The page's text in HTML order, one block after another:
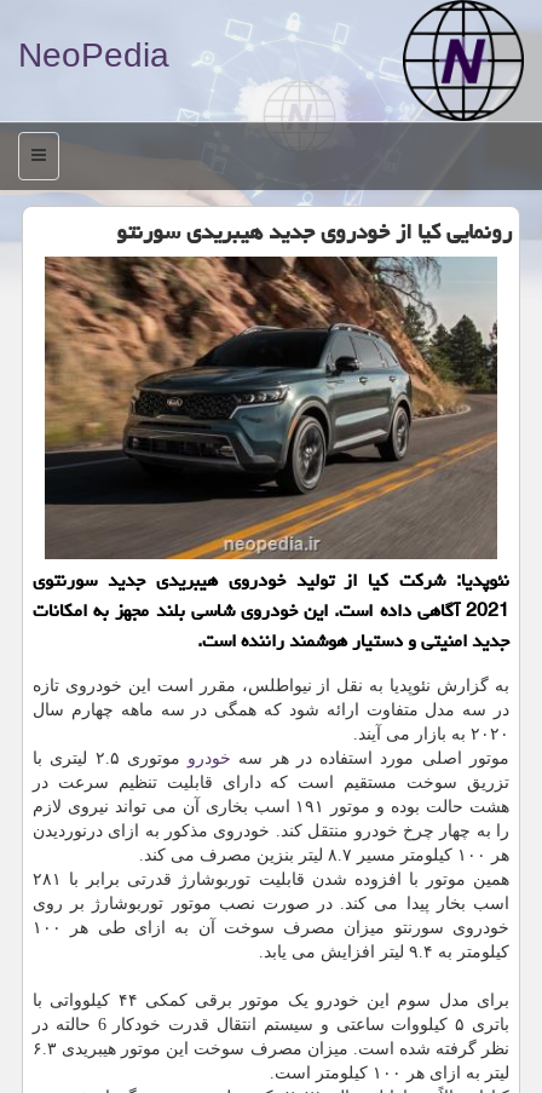
NeoPedia
منو
رونمایی كیا از خودروی جدید هیبریدی سورنتو
نئوپدیا: شركت كیا از تولید خودروی هیبریدی جدید سورنتوی
2021 آگاهی داده است. این خودروی شاسی بلند مجهز به امكانات
جدید امنیتی و دستیار هوشمند راننده است.
به گزارش نئوپدیا به نقل از نیواطلس، مقرر است این خودروی تازه
در سه مدل متفاوت ارائه شود که همگی در سه ماهه چهارم سال
۲۰۲۰ به بازار می آیند.
موتور اصلی مورد استفاده در هر سه خودرو
موتوری ۲.۵ لیتری با
تزریق سوخت مستقیم است که دارای قابلیت تنظیم سرعت در
هشت حالت بوده و موتور ۱۹۱ اسب بخاری آن می تواند نیروی لازم
را به چهار چرخ خودرو منتقل کند. خودروی مذکور به ازای درنوردیدن
هر ۱۰۰ کیلومتر مسیر ۸.۷ لیتر بنزین مصرف می کند.
همین موتور با افزوده شدن قابلیت توربوشارژ قدرتی برابر با ۲۸۱
اسب بخار پیدا می کند. در صورت نصب موتور توربوشارژ بر روی
خودروی سورنتو میزان مصرف سوخت آن به ازای طی هر ۱۰۰
کیلومتر به ۹.۴ لیتر افزایش می یابد.
برای مدل سوم این خودرو یک موتور برقی کمکی ۴۴ کیلوواتی با
باتری ۵ کیلووات ساعتی و سیستم انتقال قدرت خودکار 6 حالته در
نظر گرفته شده است. میزان مصرف سوخت این موتور هیبریدی ۶.۳
لیتر به ازای هر ۱۰۰ کیلومتر است.